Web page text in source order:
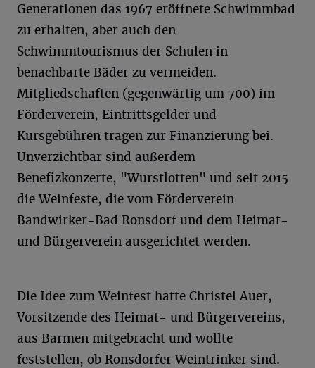
Generationen das 1967 eröffnete Schwimmbad
zu erhalten, aber auch den
Schwimmtourismus der Schulen in
benachbarte Bäder zu vermeiden.
Mitgliedschaften (gegenwärtig um 700) im
Förderverein, Eintrittsgelder und
Kursgebühren tragen zur Finanzierung bei.
Unverzichtbar sind außerdem
Benefizkonzerte, "Wurstlotten" und seit 2015
die Weinfeste, die vom Förderverein
Bandwirker-Bad Ronsdorf und dem Heimat-
und Bürgerverein ausgerichtet werden.
Die Idee zum Weinfest hatte Christel Auer,
Vorsitzende des Heimat- und Bürgervereins,
aus Barmen mitgebracht und wollte
feststellen, ob Ronsdorfer Weintrinker sind.